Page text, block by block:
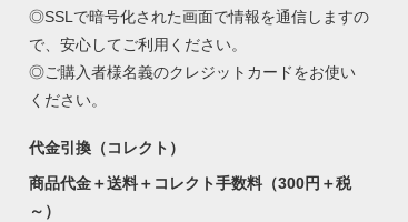
◎SSLで暗号化された画面で情報を通信しますの
で、安心してご利用ください。
◎ご購入者様名義のクレジットカードをお使い
ください。
代金引換（コレクト）
商品代金＋送料＋コレクト手数料（300円＋税
～）